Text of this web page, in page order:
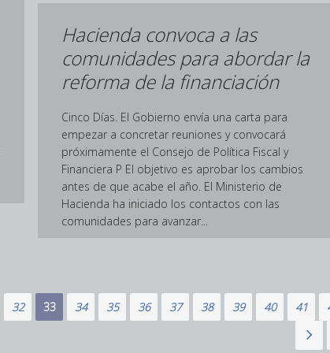
Hacienda convoca a las
comunidades para abordar la
reforma de la financiación
Cinco Días. El Gobierno envía una carta para
empezar a concretar reuniones y convocará
próximamente el Consejo de Política Fiscal y
Financiera P El objetivo es aprobar los cambios
antes de que acabe el año. El Ministerio de
Hacienda ha iniciado los contactos con las
comunidades para avanzar...
32 33 34 35 36 37 38 39 40 41